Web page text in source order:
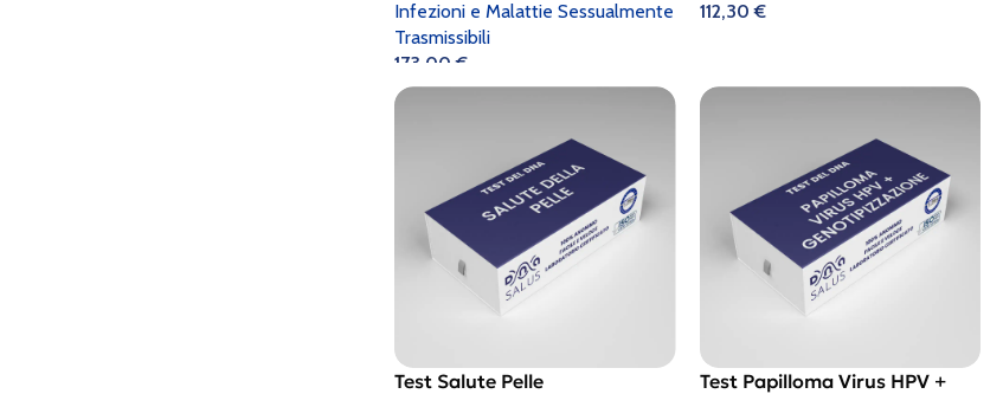
Infezioni e Malattie Sessualmente
Trasmissibili
173,00€
112,30€
Test Salute Pelle
Test Papilloma Virus HPV +